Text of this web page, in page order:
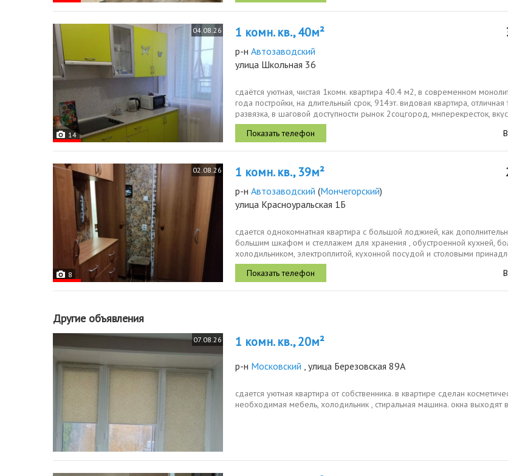
04.08.26
14
1 комн. кв., 40м²
р-н Автозаводский
улица Школьная 36
сдаётся уютная, чистая 1комн. квартира 40.4 м2, в современном
года постройки, на длительный срок, 914эт. видовая квартира, отличная
развязка, в шаговой доступности рынок 2соцгород, мнперекресток,
02.08.26
8
1 комн. кв., 39м²
р-н Автозаводский (Мончегорский)
улица Красноуральская 1Б
сдается однокомнатная квартира с большой лоджией, как
большим шкафом и стеллажем для хранения , обустроенной кухней,
холодильником, электроплитой, кухонной посудой и столовыми
окном закрытый...
Другие объявления
07.08.26 1 комн. кв., 20м²
р-н Московский , улица Березовская 89А
сдается уютная квартира от собственника. в квартире сделан
необходимая мебель, холодильник , стиральная машина. окна выходят